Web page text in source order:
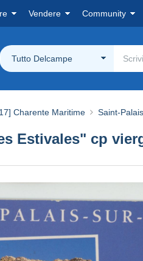
Vendere Community
Tutto Delcampe
Charente Maritime Saint-
Estivales" cp